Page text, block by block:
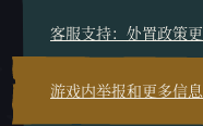
客服支持：处置政策
游戏内举报和更多信